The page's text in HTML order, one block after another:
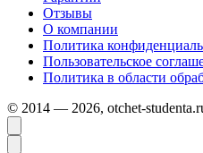
Отзывы
О компании
Политика
Пользовательское
Политика в области
© 2014 — 2026, otchet-